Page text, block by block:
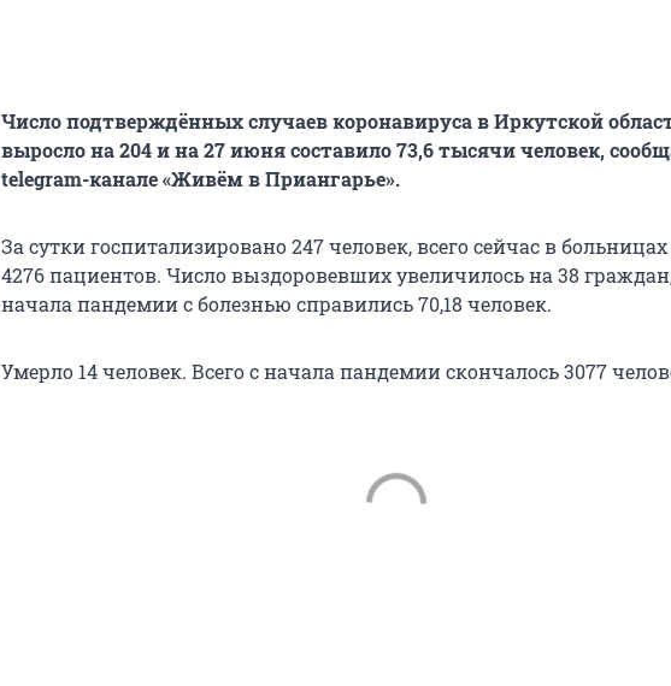
Число подтверждённых случаев коронавируса в Иркутской
выросло на 204 и на 27 июня составило 73,6 тысячи человек,
telegram-канале «Живём в Приангарье».
За сутки госпитализировано 247 человек, всего сейчас в
4276 пациентов. Число выздоровевших увеличилось на 38 граждан,
начала пандемии с болезнью справились 70,18 человек.
Умерло 14 человек. Всего с начала пандемии скончалось 3077